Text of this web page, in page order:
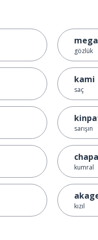
gözlük
kami
saç
sarışın
kumral
kızıl